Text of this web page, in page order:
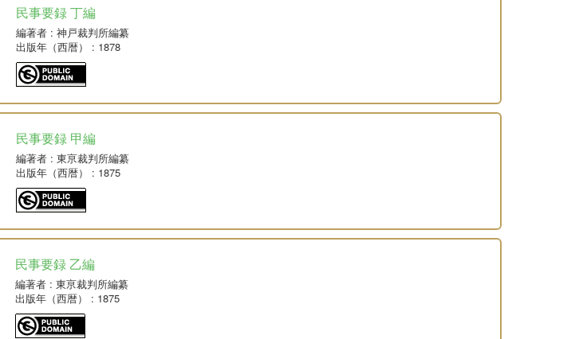
民事要録 丁編
編著者: 神戸裁判所編纂
出版年（西暦）
: 1878
民事要録 甲編
編著者: 東亰裁判所編纂
出版年（西暦）
: 1875
民事要録 乙編
編著者: 東亰裁判所編纂
出版年（西暦）
: 1875